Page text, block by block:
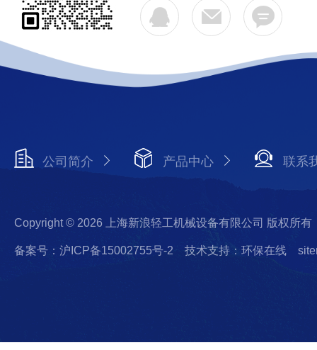
公司简介 产品中心 联系
Copyright © 2026 上海新浪轻工机械设备有限公司 版权所有
备案号：沪ICP备15002755号-2 技术支持：环保在线